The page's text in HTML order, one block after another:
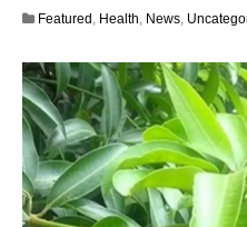
Featured , Health, News,